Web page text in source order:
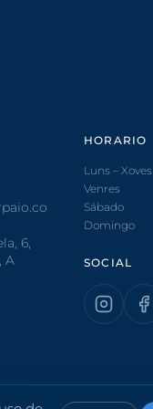
6,
A
HORARIO
Luns – Xoves
Venres
Sábado
Domingo
SOCIAL